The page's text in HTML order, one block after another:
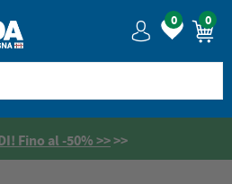
0 0
Fino al -50% >>>>